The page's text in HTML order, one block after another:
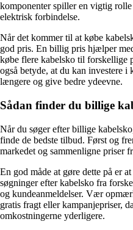
komponenter spiller en vigtig
elektrisk forbindelse.
Når det kommer til at købe
god pris. En billig pris hjælper
købe flere kabelsko til forskellige
også betyde, at du kan investere
længere og give bedre ydeevne.
Sådan finder du billige
Når du søger efter billige
finde de bedste tilbud. Først og
markedet og sammenligne priser
En god måde at gøre dette på er
søgninger efter kabelsko fra
og kundeanmeldelser. Vær
gratis fragt eller kampanjepriser,
omkostningerne yderligere.